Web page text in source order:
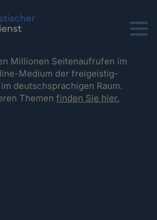
Menu
Millionen Seitenaufrufen im
Medium der freigeistig-
deutschsprachigen Raum.
Themenfinden Sie hier.